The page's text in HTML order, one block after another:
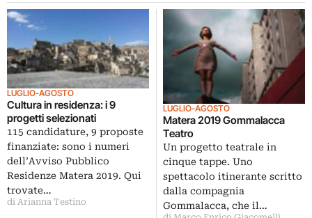
LUGLIO-AGOSTO
Cultura in residenza: i 9
progetti selezionati
115 candidature, 9 proposte
finanziate: sono i numeri
dell’Avviso Pubblico
Residenze Matera 2019. Qui
trovate…
di Arianna Testino
LUGLIO-AGOSTO
Matera 2019 Gommalacca
Teatro
Un progetto teatrale in
cinque tappe. Uno
spettacolo itinerante scritto
dalla compagnia
Gommalacca, che il…